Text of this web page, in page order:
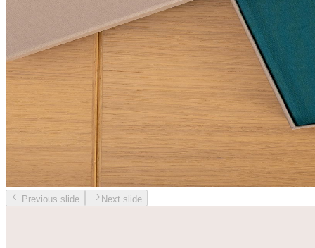
Previous slide Next slide